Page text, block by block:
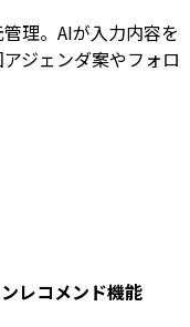
理。AIが入力内容を
ジェンダ案やフォロ
レコメンド機能